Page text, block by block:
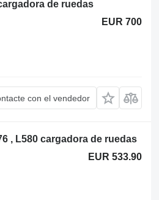
de ruedas
EUR 700
con el vendedor
, L580 cargadora de ruedas
EUR 533.90